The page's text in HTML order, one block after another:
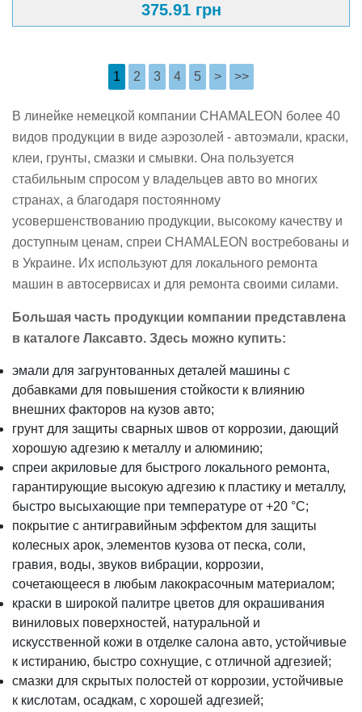
375.91 грн
1 2 3 4 5 > >>
В линейке немецкой компании CHAMALEON более 40
видов продукции в виде аэрозолей - автоэмали, краски,
клеи, грунты, смазки и смывки. Она пользуется
стабильным спросом у владельцев авто во многих
странах, а благодаря постоянному
усовершенствованию продукции, высокому качеству и
доступным ценам, спреи CHAMALEON востребованы и
в Украине. Их используют для локального ремонта
машин в автосервисах и для ремонта своими силами.
Большая часть продукции компании представлена
в каталоге Лаксавто. Здесь можно купить:
эмали для загрунтованных деталей машины с
добавками для повышения стойкости к влиянию
внешних факторов на кузов авто;
грунт для защиты сварных швов от коррозии, дающий
хорошую адгезию к металлу и алюминию;
спреи акриловые для быстрого локального ремонта,
гарантирующие высокую адгезию к пластику и металлу,
быстро высыхающие при температуре от +20 °С;
покрытие с антигравийным эффектом для защиты
колесных арок, элементов кузова от песка, соли,
гравия, воды, звуков вибрации, коррозии,
сочетающееся в любым лакокрасочным материалом;
краски в широкой палитре цветов для окрашивания
виниловых поверхностей, натуральной и
искусственной кожи в отделке салона авто, устойчивые
к истиранию, быстро сохнущие, с отличной адгезией;
смазки для скрытых полостей от коррозии, устойчивые
к кислотам, осадкам, с хорошей адгезией;